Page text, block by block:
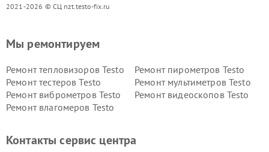
2021-2026 © СЦ nzt.testo-fix.ru
Мы ремонтируем
Ремонт тепловизоров Testo
Ремонт пирометров Testo
Ремонт тестеров Testo
Ремонт мультиметров Testo
Ремонт виброметров Testo
Ремонт видеоскопов Testo
Ремонт влагомеров Testo
Контакты сервис центра